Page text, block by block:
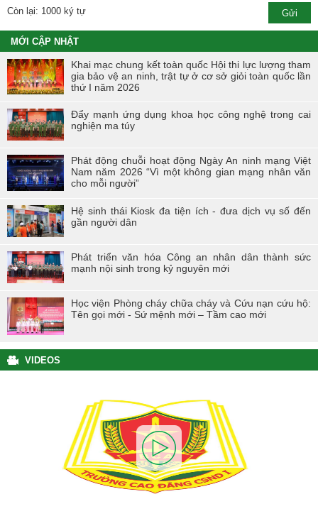
Còn lại: 1000 ký tự
MỚI CẬP NHẬT
Khai mạc chung kết toàn quốc Hội thi lực lượng tham
gia bảo vệ an ninh, trật tự ở cơ sở giỏi toàn quốc lần
thứ I năm 2026
Đẩy mạnh ứng dụng khoa học công nghệ trong cai
nghiện ma túy
Phát động chuỗi hoạt động Ngày An ninh mạng Việt
Nam năm 2026 “Vì một không gian mạng nhân văn
cho mỗi người”
Hệ sinh thái Kiosk đa tiện ích - đưa dịch vụ số đến
gần người dân
Phát triển văn hóa Công an nhân dân thành sức
mạnh nội sinh trong kỷ nguyên mới
Học viện Phòng cháy chữa cháy và Cứu nạn cứu hộ:
Tên gọi mới - Sứ mệnh mới – Tầm cao mới
VIDEOS